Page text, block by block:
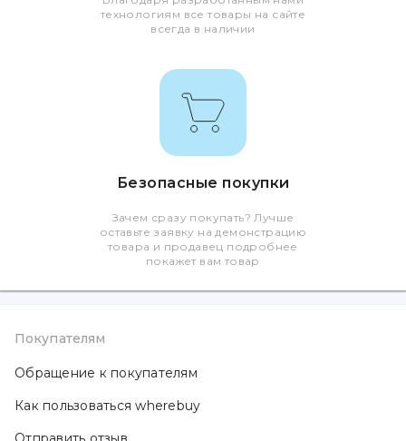
технологиям все товары на сайте
всегда в наличии
Безопасные покупки
Зачем сразу покупать? Лучше
оставьте заявку на демонстрацию
товара и продавец подробнее
покажет вам товар
Покупателям
Обращение к покупателям
Как пользоваться wherebuy